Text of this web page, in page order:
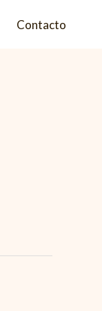
Contacto